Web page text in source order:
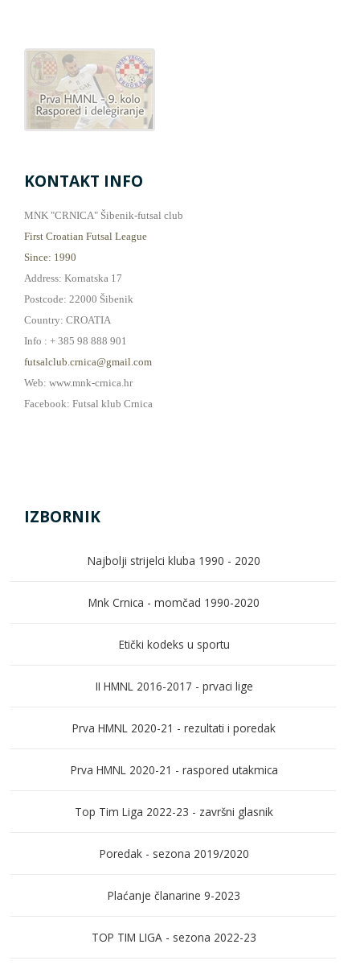
KONTAKT INFO
MNK "CRNICA" Šibenik-futsal club
First Croatian Futsal League
Since: 1990
Address: Kornatska 17
Postcode: 22000 Šibenik
Country: CROATIA
Info : + 385 98 888 901
futsalclub.crnica@gmail.com
Web: www.mnk-crnica.hr
Facebook: Futsal klub Crnica
IZBORNIK
Najbolji strijelci kluba 1990 - 2020
Mnk Crnica - momčad 1990-2020
Etički kodeks u sportu
II HMNL 2016-2017 - prvaci lige
Prva HMNL 2020-21 - rezultati i poredak
Prva HMNL 2020-21 - raspored utakmica
Top Tim Liga 2022-23 - završni glasnik
Poredak - sezona 2019/2020
Plaćanje članarine 9-2023
TOP TIM LIGA - sezona 2022-23